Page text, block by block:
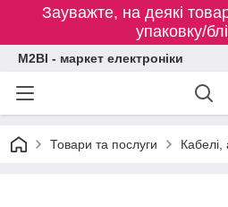
Зауважте, на деякі
упаковку/
M2BI - маркет електроніки
Товари та послуги Кабелі,